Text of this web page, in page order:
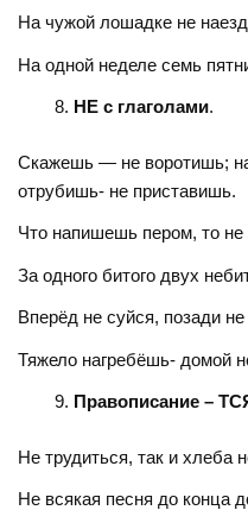
На чужой лошадке не
На одной неделе семь
НЕ с глаголами.
Скажешь — не воротишь;
отрубишь- не приставишь.
Что напишешь пером, то
За одного битого двух
Вперёд не суйся, позади не
Тяжело нагребёшь- домой
Правописание –
Не трудиться, так и хлеба
Не всякая песня до конца